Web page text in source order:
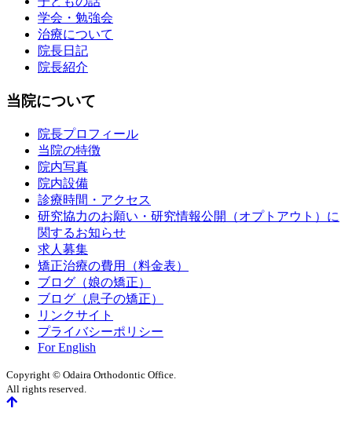
学会・勉強会
治療について
院長日記
院長紹介
当院について
院長プロフィール
当院の特徴
院内写真
院内設備
診療時間・アクセス
研究協力のお願い・研究情報公開（オプトアウト）に
関するお知らせ
求人募集
矯正治療の費用（料金表）
ブログ（娘の矯正）
ブログ（息子の矯正）
リンクサイト
プライバシーポリシー
For English
Copyright © Odaira Orthodontic Office.
All rights reserved.